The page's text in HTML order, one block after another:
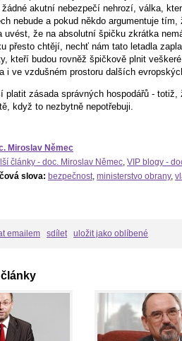
žádné akutní nebezpečí nehrozí, válka,
nebude a pokud někdo argumentuje
uvést, že na absolutní špičku zkrátka
přesto chtějí, nechť nám tato letadla
kteří budou rovněž špičkově plnit
i ve vzdušném prostoru dalších
platit zásada správných hospodářů -
když to nezbytně nepotřebuji.
Miroslav Němec
články - doc. Miroslav Němec, VIP blogy -
slova: bezpečnost, ministerstvo obrany,
emailem sdílet uložit jako oblíbené